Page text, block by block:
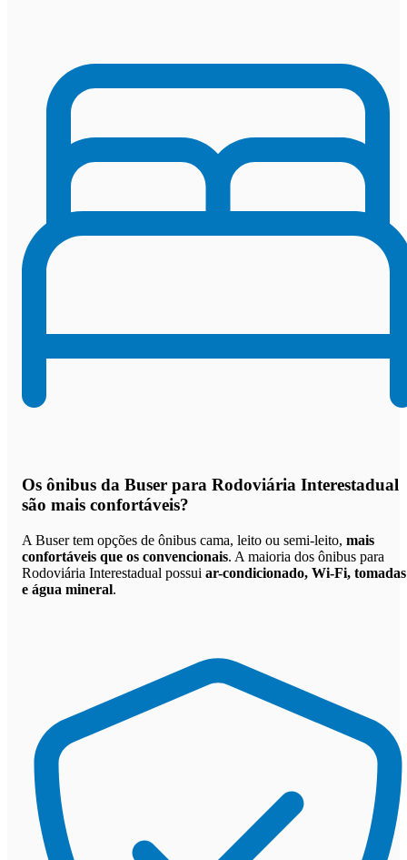
Os ônibus da Buser para Rodoviária Interestadual
são mais confortáveis?
A Buser tem opções de ônibus cama, leito ou semi-leito, mais
confortáveis que os convencionais. A maioria dos ônibus para
Rodoviária Interestadual possui ar-condicionado, Wi-Fi, tomadas
e água mineral.